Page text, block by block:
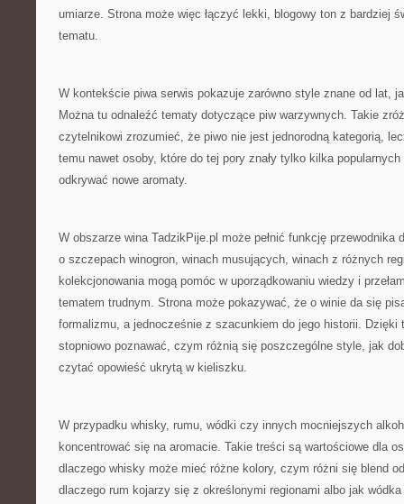
umiarze. Strona może więc łączyć lekki, blogowy ton z bardziej
tematu.
W kontekście piwa serwis pokazuje zarówno style znane od lat,
Można tu odnaleźć tematy dotyczące piw warzywnych. Takie
czytelnikowi zrozumieć, że piwo nie jest jednorodną kategorią,
temu nawet osoby, które do tej pory znały tylko kilka
odkrywać nowe aromaty.
W obszarze wina TadzikPije.pl może pełnić funkcję przewodnika
o szczepach winogron, winach musujących, winach z różnych
kolekcjonowania mogą pomóc w uporządkowaniu wiedzy i
tematem trudnym. Strona może pokazywać, że o winie da się
formalizmu, a jednocześnie z szacunkiem do jego historii. Dzięki
stopniowo poznawać, czym różnią się poszczególne style, jak
czytać opowieść ukrytą w kieliszku.
W przypadku whisky, rumu, wódki czy innych mocniejszych
koncentrować się na aromacie. Takie treści są wartościowe dla
dlaczego whisky może mieć różne kolory, czym różni się blend
dlaczego rum kojarzy się z określonymi regionami albo jak